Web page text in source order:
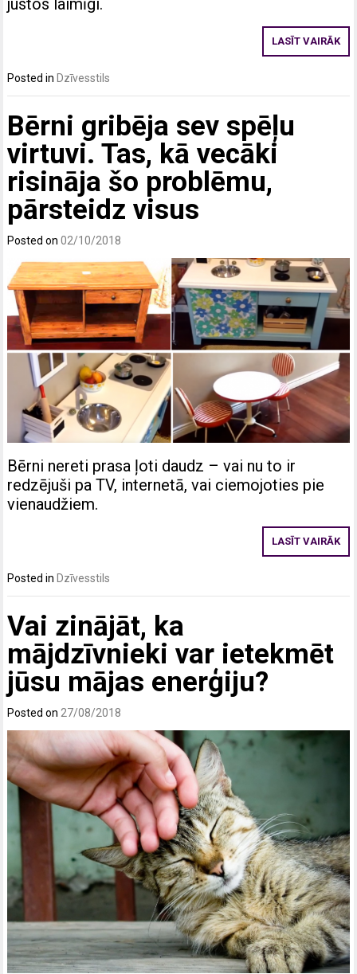
justos laimīgi.
LASĪT VAIRĀK
Posted in Dzīvesstils
Bērni gribēja sev spēļu
virtuvi. Tas, kā vecāki
risināja šo problēmu,
pārsteidz visus
Posted on02/10/2018
Bērni nereti prasa ļoti daudz – vai nu to ir
redzējuši pa TV, internetā, vai ciemojoties pie
vienaudžiem.
LASĪT VAIRĀK
Posted in Dzīvesstils
Vai zinājāt, ka
mājdzīvnieki var ietekmēt
jūsu mājas enerģiju?
Posted on 27/08/2018